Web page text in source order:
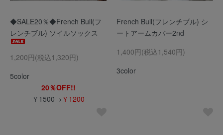
◆SALE20％◆French Bull(フ
レンチブル) ソイルソックス
1,200円(税込1,320円)
5color
20％OFF!!
￥1500→ ￥1200
French Bull(フレンチブル) シ
ートアームカバー2nd
1,400円(税込1,540円)
3color